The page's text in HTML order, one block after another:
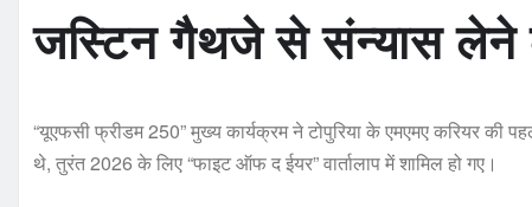
जस्टिन गैथजे से संन्यास लेने
“यूएफसी फ्रीडम 250” मुख्य कार्यक्रम ने टोपुरिया के एमएमए करियर की
थे, तुरंत 2026 के लिए “फाइट ऑफ द ईयर” वार्तालाप में शामिल हो गए।